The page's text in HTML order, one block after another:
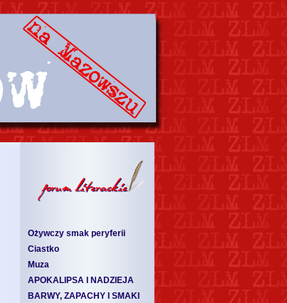
Ożywczy smak peryferii
Ciastko
Muza
APOKALIPSA I NADZIEJA
BARWY, ZAPACHY I SMAKI